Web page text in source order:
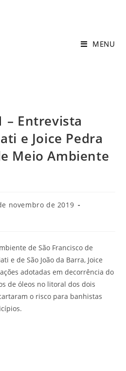
MENU
– Entrevista
e Joice Pedra
Meio Ambiente
novembro de 2019
de São Francisco de
e de São João da Barra, Joice
adotadas em decorrência do
de óleos no litoral dos dois
o risco para banhistas